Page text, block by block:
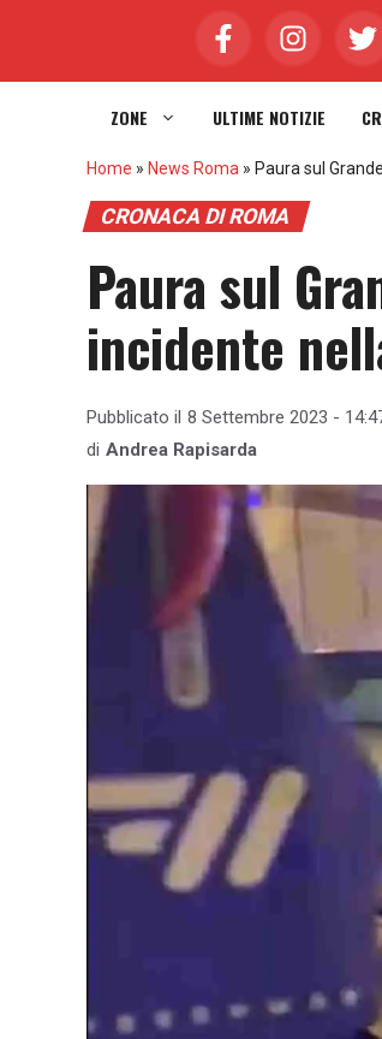
ZONE ULTIME NOTIZIE
Home » News Roma » Paura sul
CRONACA DI ROMA
Paura sul
incidente
Pubblicato il 8 Settembre 2023 -
di Andrea Rapisarda